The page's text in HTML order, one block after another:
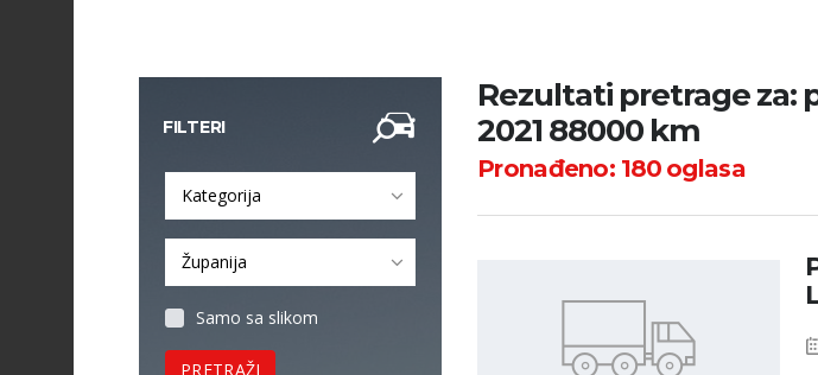
FILTERI
Kategorija
Županija
Samo sa slikom
PRETRAŽI
Rezultati pretrage za:
2021 88000 km
Pronađeno: 180oglasa